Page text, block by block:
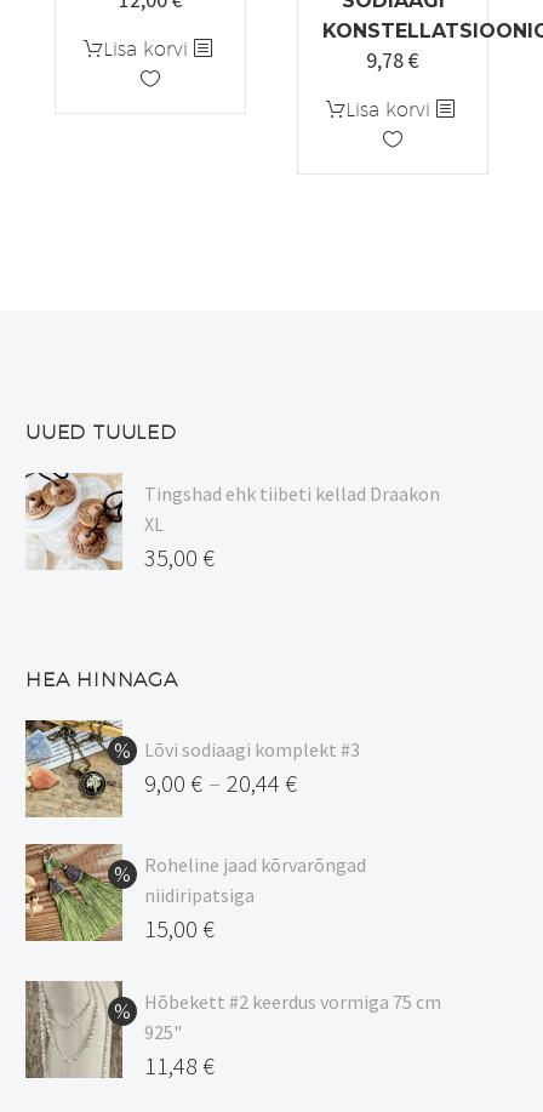
Lisa korvi
Algne
oli:
12,22 €.
9,78€
on:
Lisa korvi
UUED TUULED
Tingshad ehk tiibeti kellad Draakon
XL
35,00 €
HEA HINNAGA
Lõvi sodiaagi komplekt #3
9,00 € – 20,44 €
9,00 €
kuni
20,44 €
Roheline jaad kõrvarõngad
niidiripatsiga
Algne
oli:
17,00 €.
15,00 €
hind
on:
15,00 €.
Hõbekett #2 keerdus vormiga 75 cm
925"
Algne
11,48 €